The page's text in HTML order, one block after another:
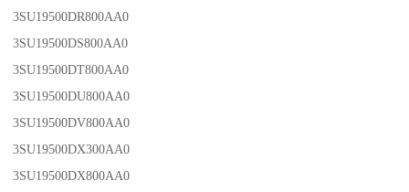
3SU19500DR800AA0
3SU19500DS800AA0
3SU19500DT800AA0
3SU19500DU800AA0
3SU19500DV800AA0
3SU19500DX300AA0
3SU19500DX800AA0